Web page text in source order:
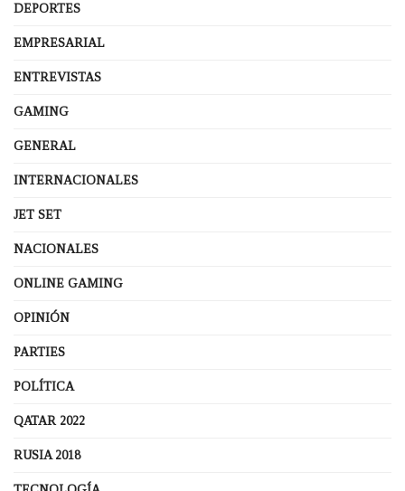
DEPORTES
EMPRESARIAL
ENTREVISTAS
GAMING
GENERAL
INTERNACIONALES
JET SET
NACIONALES
ONLINE GAMING
OPINIÓN
PARTIES
POLÍTICA
QATAR 2022
RUSIA 2018